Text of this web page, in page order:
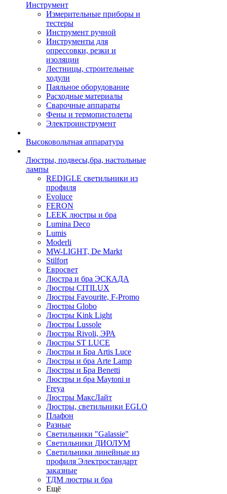
Инструмент
Измерительные приборы и
тестеры
Инструмент ручной
Инструменты для
опрессовки, резки и
изоляции
Лестницы, строительные
ходули
Паяльное оборудование
Расходные материалы
Сварочные аппараты
Фены и термопистолеты
Электроинструмент
Высоковольтная аппаратура
Люстры, подвесы,бра, настольные
лампы
REDIGLE светильники из
профиля
Evoluce
FERON
LEEK люстры и бра
Lumina Deco
Lumis
Moderli
MW-LIGHT, De Markt
Stilfort
Евросвет
Люстра и бра ЭСКАДА
Люстры CITILUX
Люстры Favourite, F-Promo
Люстры Globo
Люстры Kink Light
Люстры Lussole
Люстры Rivoli, ЭРА
Люстры ST LUCE
Люстры и Бра Artis Luce
Люстры и бра Arte Lamp
Люстры и Бра Benetti
Люстры и бра Maytoni и
Freya
Люстры МаксЛайт
Люстры, светильники EGLO
Плафон
Разные
Светильники "Galassie"
Светильники ДИОЛУМ
Светильники линейные из
профиля Электростандарт
заказные
ТДМ люстры и бра
Ещё